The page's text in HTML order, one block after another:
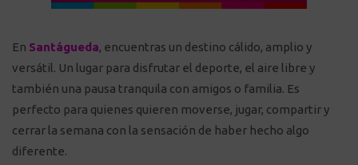
En Santágueda, encuentras un destino cálido, amplio y
versátil. Un lugar para disfrutar el deporte, el aire libre y
también una pausa tranquila con amigos o familia. Es
perfecto para quienes quieren moverse, jugar, compartir y
cerrar la semana con la sensación de haber hecho algo
diferente.